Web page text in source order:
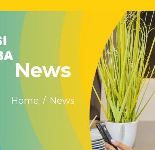
News
Home News